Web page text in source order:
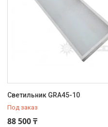
Светильник GRA45-10
Под заказ
88 500 ₸